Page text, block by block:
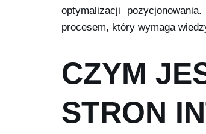
optymalizacji
procesem, który wymaga
CZYM
STRON